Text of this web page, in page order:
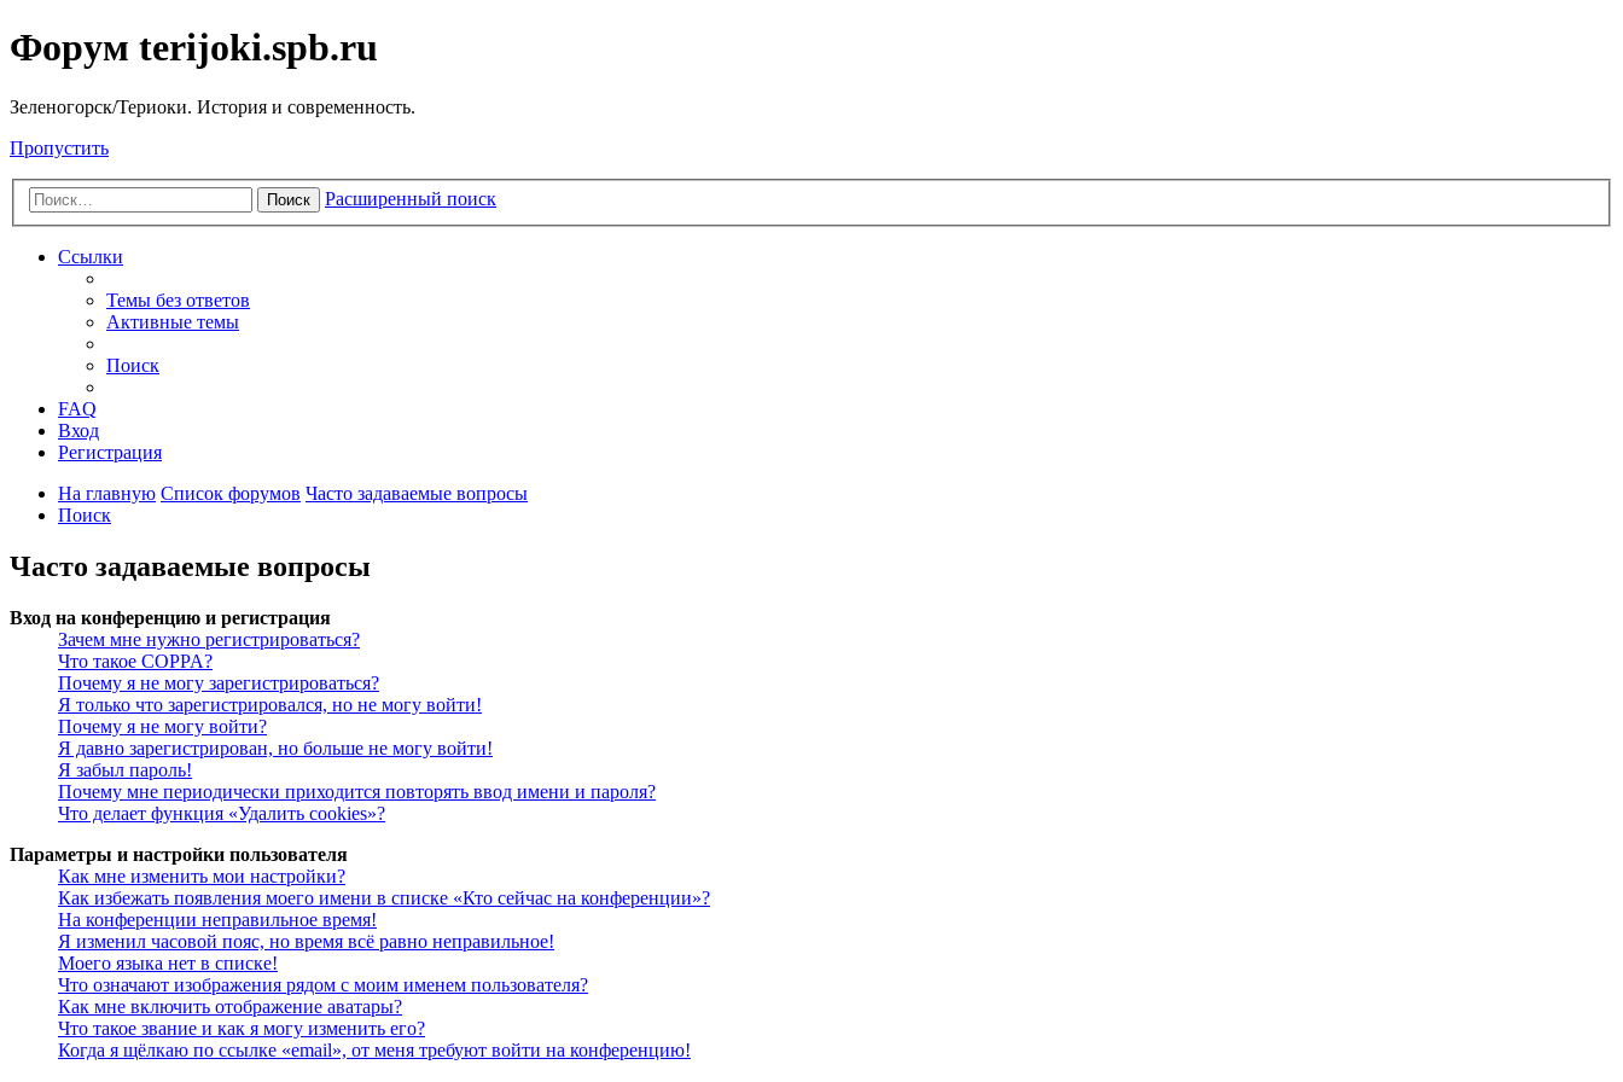
Форум terijoki.spb.ru
Зеленогорск/Териоки. История и современность.
Пропустить
Поиск Расширенный поиск
Ссылки
Темы без ответов
Активные темы
Поиск
FAQ
Вход
Регистрация
На главную Список форумов Часто задаваемые вопросы
Поиск
Часто задаваемые вопросы
Вход на конференцию и регистрация
Зачем мне нужно регистрироваться?
Что такое COPPA?
Почему я не могу зарегистрироваться?
Я только что зарегистрировался, но не могу войти!
Почему я не могу войти?
Я давно зарегистрирован, но больше не могу войти!
Я забыл пароль!
Почему мне периодически приходится повторять ввод имени и пароля?
Что делает функция «Удалить cookies»?
Параметры и настройки пользователя
Как мне изменить мои настройки?
Как избежать появления моего имени в списке «Кто сейчас на конференции»?
На конференции неправильное время!
Я изменил часовой пояс, но время всё равно неправильное!
Моего языка нет в списке!
Что означают изображения рядом с моим именем пользователя?
Как мне включить отображение аватары?
Что такое звание и как я могу изменить его?
Когда я щёлкаю по ссылке «email», от меня требуют войти на конференцию!